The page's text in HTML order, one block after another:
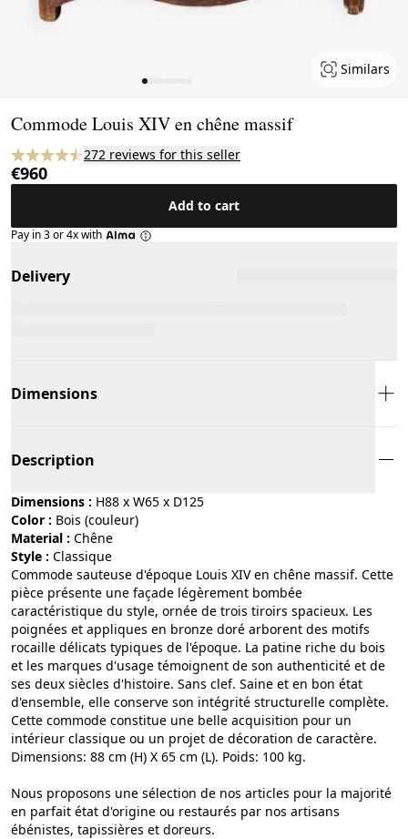
Similars
Commode Louis XIV en chêne massif
272 reviews for this seller
€960
Add to cart
Pay in 3 or 4x with
Delivery
Dimensions
Description
Dimensions : H88 x W65 x D125
Color :
bois (couleur)
Material :
chêne
Style :
classique
Commode sauteuse d'époque Louis XIV en chêne massif. Cette
pièce présente une façade légèrement bombée
caractéristique du style, ornée de trois tiroirs spacieux. Les
poignées et appliques en bronze doré arborent des motifs
rocaille délicats typiques de l'époque. La patine riche du bois
et les marques d'usage témoignent de son authenticité et de
ses deux siècles d'histoire. Sans clef. Saine et en bon état
d'ensemble, elle conserve son intégrité structurelle complète.
Cette commode constitue une belle acquisition pour un
intérieur classique ou un projet de décoration de caractère.
Dimensions: 88 cm (H) X 65 cm (L). Poids: 100 kg.
Nous proposons une sélection de nos articles pour la majorité
en parfait état d'origine ou restaurés par nos artisans
ébénistes, tapissières et doreurs.